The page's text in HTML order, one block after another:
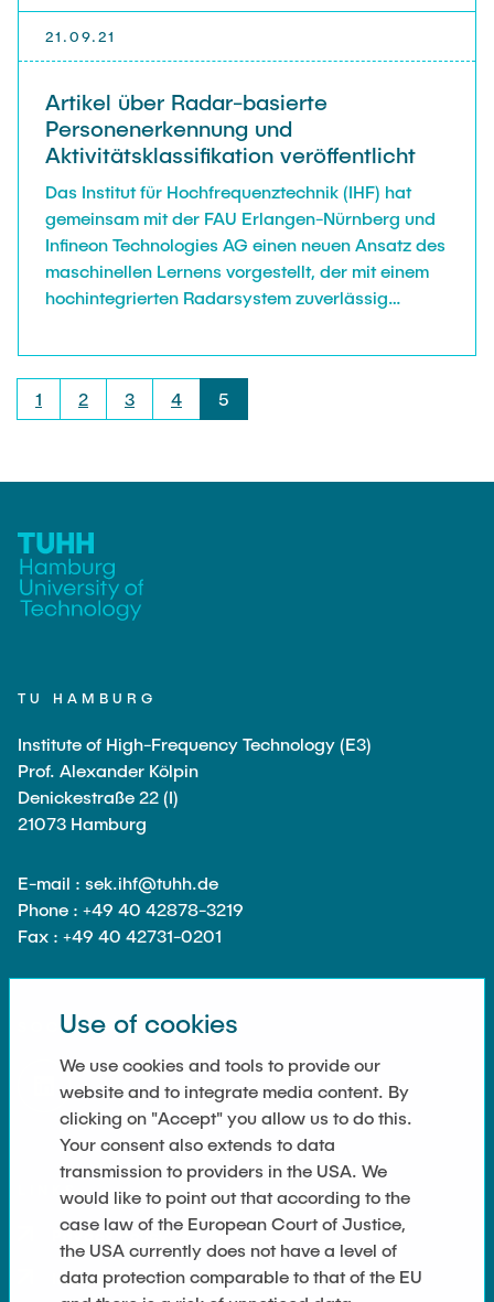
21.09.21
Artikel über Radar-basierte
Personenerkennung und
Aktivitätsklassifikation veröffentlicht
Das Institut für Hochfrequenztechnik (IHF) hat
gemeinsam mit der FAU Erlangen-Nürnberg und
Infineon Technologies AG einen neuen Ansatz des
maschinellen Lernens vorgestellt, der mit einem
hochintegrierten Radarsystem zuverlässig
1 2 3 4 5
TU HAMBURG
Institute of High-Frequency Technology (E3)
Prof. Alexander Kölpin
Denickestraße 22 (I)
21073 Hamburg
E-mail : sek.ihf@tuhh.de
Phone : +49 40 42878-3219
Fax : +49 40 42731-0201
SOCIAL MEDIA
Privacy Policy
Imprint
Use of cookies
We use cookies and tools to provide our
website and to integrate media content. By
clicking on "Accept" you allow us to do this.
Your consent also extends to data
transmission to providers in the USA. We
would like to point out that according to the
case law of the European Court of Justice,
the USA currently does not have a level of
data protection comparable to that of the EU